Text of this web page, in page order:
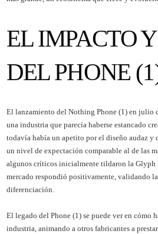
EL IMPACTO
DEL PHONE
El lanzamiento del Nothing Phone (1) en julio
una industria que parecía haberse estancado
todavía había un apetito por el diseño audaz y
un nivel de expectación comparable al de las
algunos críticos inicialmente tildaron la Glyph
mercado respondió positivamente, validando
diferenciación.
El legado del Phone (1) se puede ver en cómo
industria, animando a otros fabricantes a